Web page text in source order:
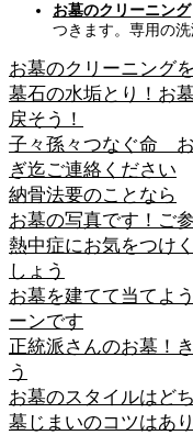
お墓のクリーニング
つきます。専用の
お墓のクリーニング
墓石の水垢とり！お
戻そう！
子々孫々つなぐ命
ぎ迄ご連絡ください
納骨法要のことなら
お墓の写真です！ご
熱中症にお気をつけ
しょう
お墓を建てて当てよ
ーンです
正統派さんのお墓！
う
お墓のスタイルはど
墓じまいのコツはあ